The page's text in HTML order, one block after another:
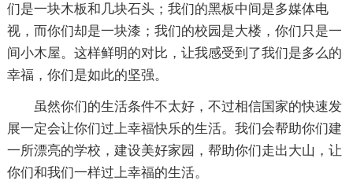
们是一块木板和几块石头；我们的黑板中间是多媒体电
视，而你们却是一块漆；我们的校园是大楼，你们只是一
间小木屋。这样鲜明的对比，让我感受到了我们是多么的
幸福，你们是如此的坚强。
虽然你们的生活条件不太好，不过相信国家的快速发
展一定会让你们过上幸福快乐的生活。我们会帮助你们建
一所漂亮的学校，建设美好家园，帮助你们走出大山，让
你们和我们一样过上幸福的生活。